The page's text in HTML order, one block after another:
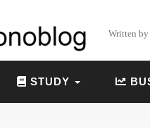
Written
STUDY